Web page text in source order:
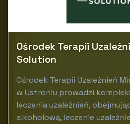
Ośrodek Terapii
Solution
Ośrodek Terapii Uzależnień
w Ustroniu prowadzi
leczenia uzależnień,
alkoholową, leczenie